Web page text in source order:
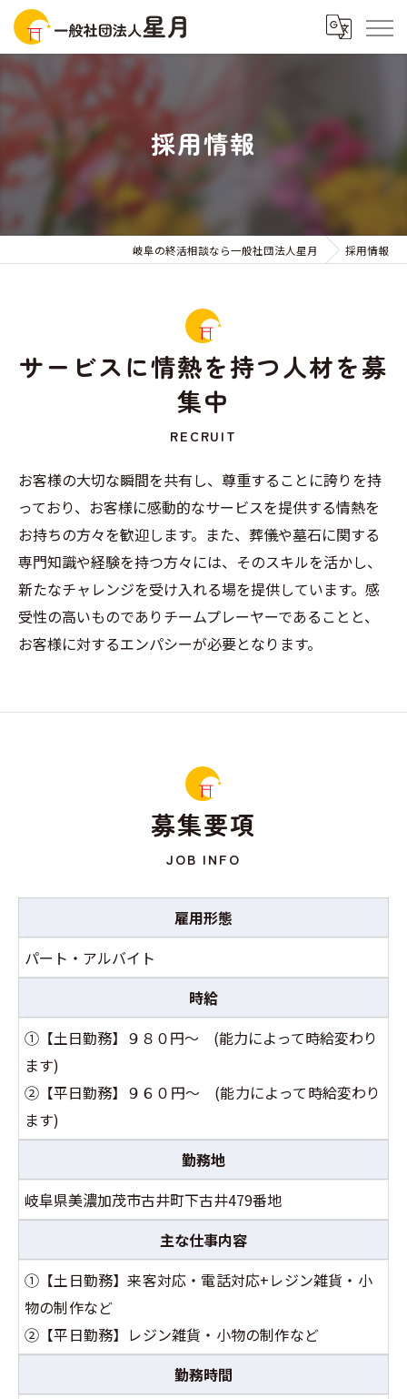
採用情報
岐阜の終活相談なら一般社団法人星月 採用情報
サービスに情熱を持つ人材を募
集中
RECRUIT
お客様の大切な瞬間を共有し、尊重することに誇りを持
っており、お客様に感動的なサービスを提供する情熱を
お持ちの方々を歓迎します。また、葬儀や墓石に関する
専門知識や経験を持つ方々には、そのスキルを活かし、
新たなチャレンジを受け入れる場を提供しています。感
受性の高いものでありチームプレーヤーであることと、
お客様に対するエンパシーが必要となります。
募集要項
JOB INFO
雇用形態
パート・アルバイト
時給
①【土日勤務】９８０円～ (能力によって時給変わり
ます)
②【平日勤務】 ９６０円～ (能力によって時給変わり
ます)
勤務地
岐阜県美濃加茂市古井町下古井479番地
主な仕事内容
①【土日勤務】来客対応・電話対応+レジン雑貨・小
物の制作など
②【平日勤務】 レジン雑貨・小物の制作など
勤務時間